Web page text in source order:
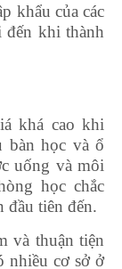
khẩu của các
đến khi thành
khá cao khi
bàn học và ổ
uống và môi
học chắc
đầu tiên đến.
và thuận tiện
nhiều cơ sở ở